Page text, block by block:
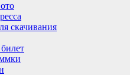
скачивания